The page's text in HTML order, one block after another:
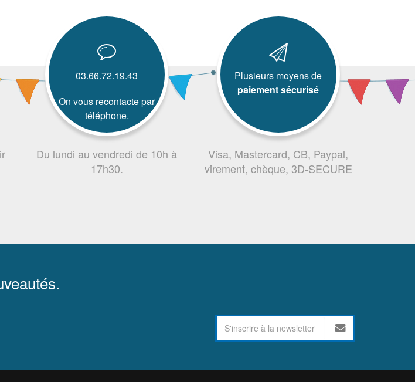
03.66.72.19.43
On vous recontacte par
téléphone.
Du lundi au vendredi de 10h à
17h30.
Plusieurs moyens de
paiement sécurisé
Visa, Mastercard, CB, Paypal,
virement, chèque, 3D-SECURE